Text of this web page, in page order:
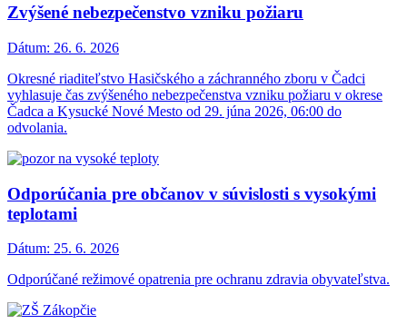
Zvýšené nebezpečenstvo vzniku požiaru
Dátum: 26. 6. 2026
Okresné riaditeľstvo Hasičského a záchranného zboru v Čadci
vyhlasuje čas zvýšeného nebezpečenstva vzniku požiaru v okrese
Čadca a Kysucké Nové Mesto od 29. júna 2026, 06:00 do
odvolania.
Odporúčania pre občanov v súvislosti s vysokými
teplotami
Dátum: 25. 6. 2026
Odporúčané režimové opatrenia pre ochranu zdravia obyvateľstva.